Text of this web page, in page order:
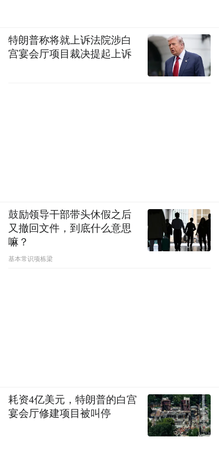
特朗普称将就上诉法院涉白
宫宴会厅项目裁决提起上诉
鼓励领导干部带头休假之后
又撤回文件，到底什么意思
嘛？
基本常识项栋梁
耗资4亿美元，特朗普的白宫
宴会厅修建项目被叫停